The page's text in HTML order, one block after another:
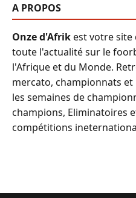
A PROPOS
Onze d'Afrikest votre site
toute l'actualité sur le
l'Afrique et du Monde.
mercato, championnats et
les semaines de
champions, Eliminatoires
compétitions